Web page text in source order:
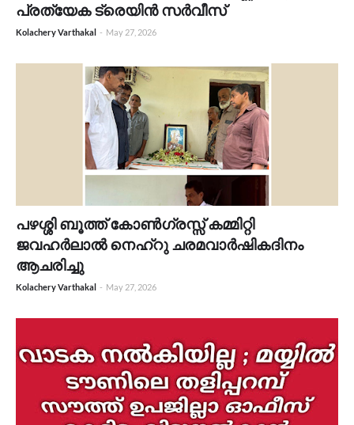
പ്രത്യേക ട്രെയിൻ സർവീസ്
Kolachery Varthakal - May 27, 2026
പഴശ്ശി ബൂത്ത് കോൺഗ്രസ്സ് കമ്മിറ്റി
ജവഹർലാൽ നെഹ്റു ചരമവാർഷികദിനം
ആചരിച്ചു
Kolachery Varthakal - May 27, 2026